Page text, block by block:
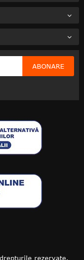
ABONARE
rezervate.